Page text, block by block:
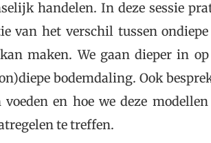
handelen. In deze sessie
van het verschil tussen
maken. We gaan dieper in
bodemdaling. Ook
en hoe we deze
te treffen.